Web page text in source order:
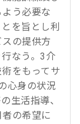
う必要な
を旨とし利
の提供方
なう。3介
をもってサ
心身の状況
生活指導、
の希望に